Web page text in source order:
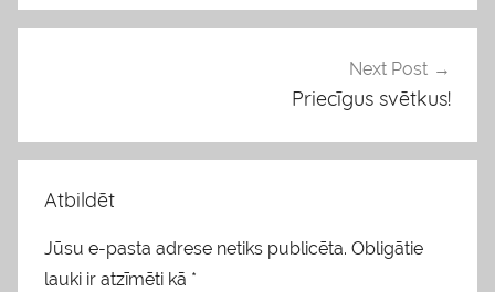
Next Post
Priecīgus svētkus!
Atbildēt
Jūsu e-pasta adrese netiks publicēta. Obligātie
lauki ir atzīmēti kā *